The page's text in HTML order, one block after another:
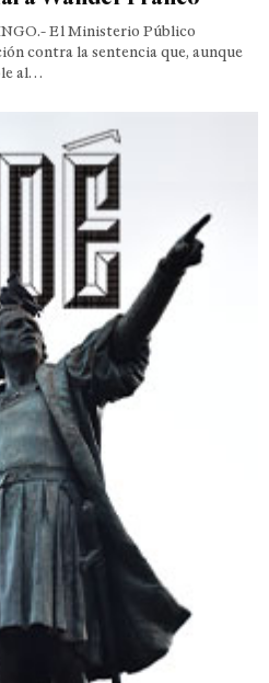
El Ministerio Público
contra la sentencia que, aunque
al…